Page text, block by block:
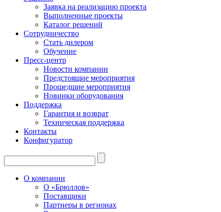
Заявка на реализацию проекта
Выполненные проекты
Каталог решений
Сотрудничество
Стать дилером
Обучение
Пресс-центр
Новости компании
Предстоящие мероприятия
Прошедшие мероприятия
Новинки оборудования
Поддержка
Гарантия и возврат
Техническая поддержка
Контакты
Конфигуратор
О компании
О «Брюллов»
Поставщики
Партнеры в регионах